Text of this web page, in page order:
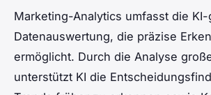
Marketing-Analytics umfasst die
Datenauswertung, die präzise
ermöglicht. Durch die Analyse
unterstützt KI die